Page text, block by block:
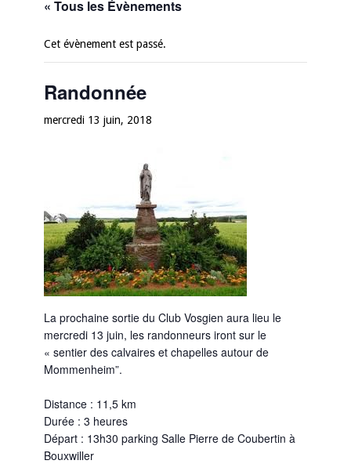
« Tous les Évènements
Cet évènement est passé.
Randonnée
mercredi 13 juin, 2018
La prochaine sortie du Club Vosgien aura lieu le
mercredi 13 juin, les randonneurs iront sur le
« sentier des calvaires et chapelles autour de
Mommenheim”.
Distance : 11,5 km
Durée : 3 heures
Départ : 13h30 parking Salle Pierre de Coubertin à
Bouxwiller